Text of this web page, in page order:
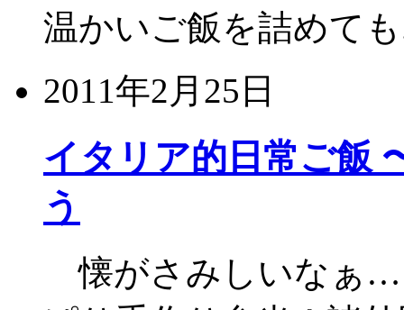
温かいご飯を詰め
2011年2月25日
イタリア的日常ご飯
う
懐がさみしいなぁ…